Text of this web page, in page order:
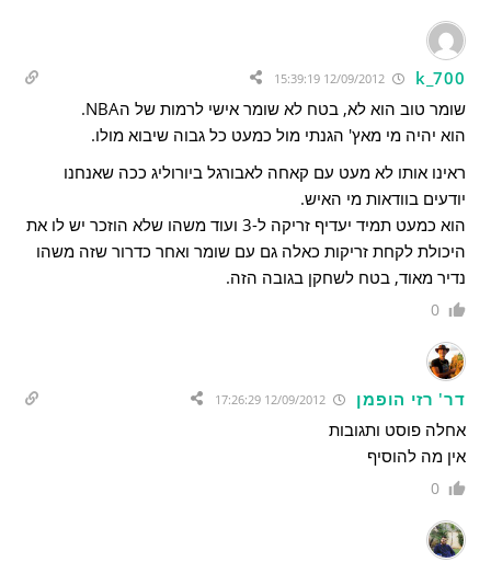
k_700
שומר טוב הוא לא, בטח לא שומר אישי לרמות של הNBA.
הוא יהיה מי מאץ' הגנתי מול כמעט כל גבוה שיבוא מולו.
ראינו אותו לא מעט עם קאחה לאבורגל ביורוליג ככה שאנחנו
יודעים בוודאות מי האיש.
הוא כמעט תמיד יעדיף זריקה ל-3 ועוד משהו שלא הוזכר יש לו את
היכולת לקחת זריקות כאלה גם עם שומר ואחר כדרור שזה משהו
נדיר מאוד, בטח לשחקן בגובה הזה.
0
דר' רזי הופמן
אחלה פוסט ותגובות
אין מה להוסיף
0